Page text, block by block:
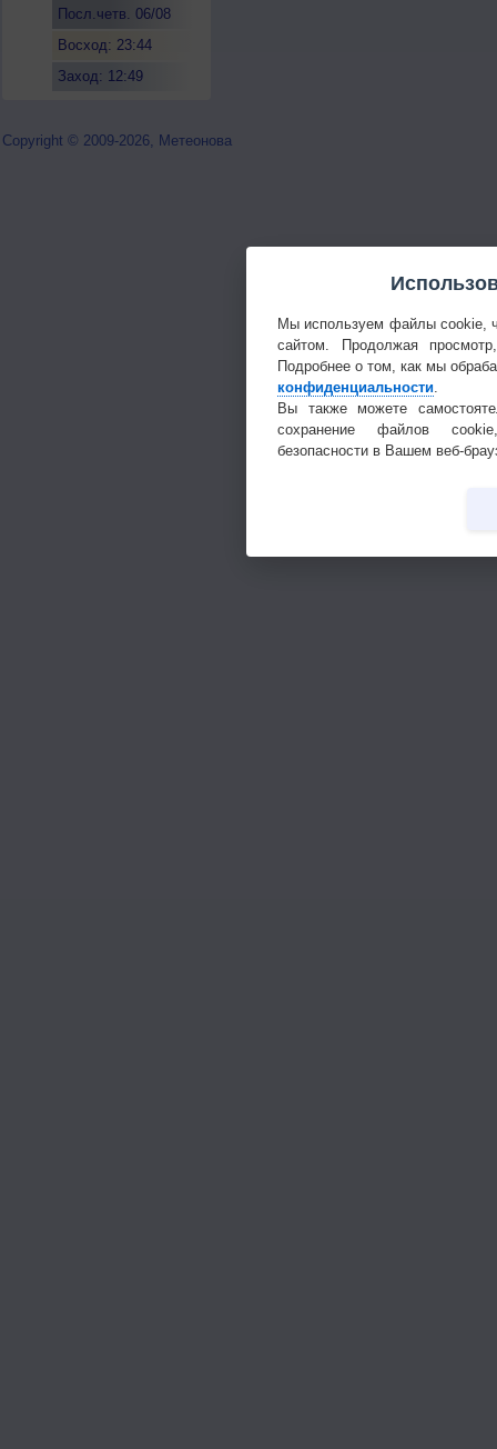
Посл.четв. 06/08
Восход: 23:44
Заход: 12:49
Copyright © 2009-2026, Метеонова
Мы используем файлы cookie,
сайтом. Продолжая
Подробнее о том, как мы
конфиденциальности
Вы также можете
сохранение файлов
безопасности в Вашем веб-